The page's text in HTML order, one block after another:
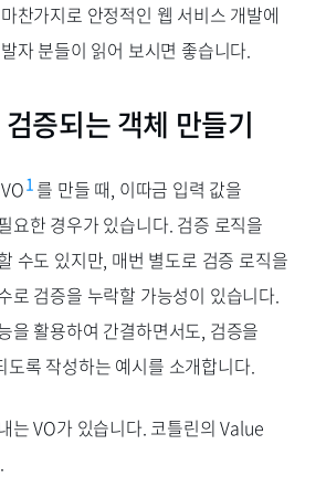
찬가지로 안정적인 웹 서비스 개발에
자 분들이 읽어 보시면 좋습니다.
증되는 객체 만들기
1 를 만들 때, 이따금 입력 값을
요한 경우가 있습니다. 검증 로직을
수도 있지만, 매번 별도로 검증 로직을
로 검증을 누락할 가능성이 있습니다.
을 활용하여 간결하면서도, 검증을
도록 작성하는 예시를 소개합니다.
는 VO가 있습니다. 코틀린의 Value